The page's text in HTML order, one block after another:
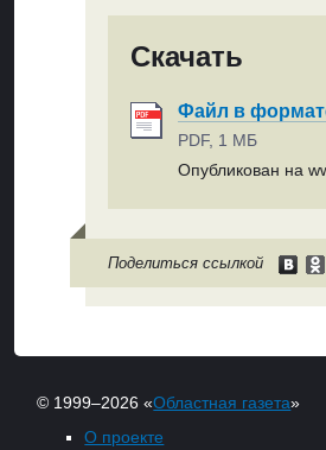
Скачать
Файл в
PDF, 1 МБ
Опубликован на
Поделиться ссылкой
© 1999–2026 «Областная газета»
О проекте